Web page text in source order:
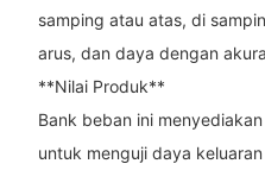
samping atau atas, di
arus, dan daya dengan
**Nilai Produk**
Bank beban ini
untuk menguji daya